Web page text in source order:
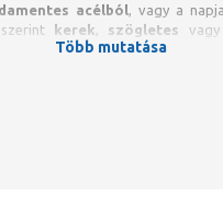
acélból , vagy a
kerek szögletes vagy
ezzel biztosítva a teljes
Több mutatása